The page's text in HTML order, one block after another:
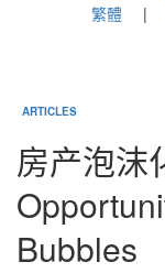
繁體
ARTICLES
房产泡沫
Bubbles